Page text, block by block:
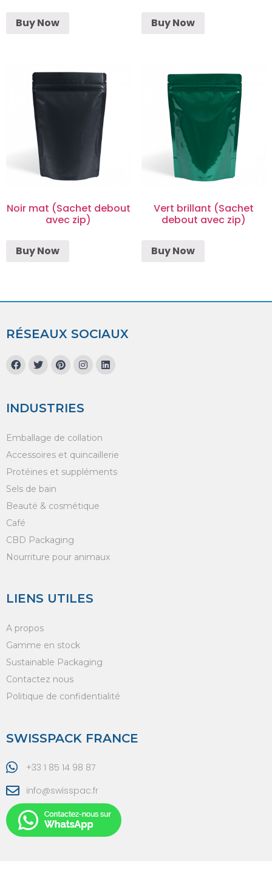
Buy Now Buy Now
Noir mat (Sachet debout
avec zip)
Buy Now
Vert brillant (Sachet
debout avec zip)
Buy Now
RÉSEAUX SOCIAUX
INDUSTRIES
Emballage de collation
Accessoires et quincaillerie
Protéines et suppléments
Sels de bain
Beauté & cosmétique
Café
CBD Packaging
Nourriture pour animaux
LIENS UTILES
A propos
Gamme en stock
Sustainable Packaging
Contactez nous
Politique de confidentialité
SWISSPACK FRANCE
+33 1 85 14 98 87
info@swisspac.fr